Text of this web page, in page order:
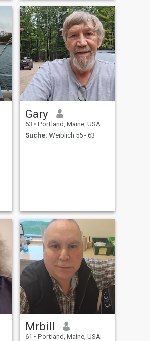
Gary
63 • Portland, Maine, USA
Suche: Weiblich 55 - 63
Mrbill
61 • Portland, Maine, USA